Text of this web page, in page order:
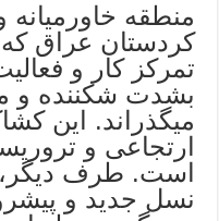
منطقه
کردستان عراق
تمرکز کار و
بشدت شکننده و
میگذراند. این
ارتجاعی و
است. طرف دیگر،
نسل جدید و